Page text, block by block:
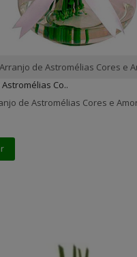
Arranjo de Astromélias Cores e
Co..
de Astromélias Cores e